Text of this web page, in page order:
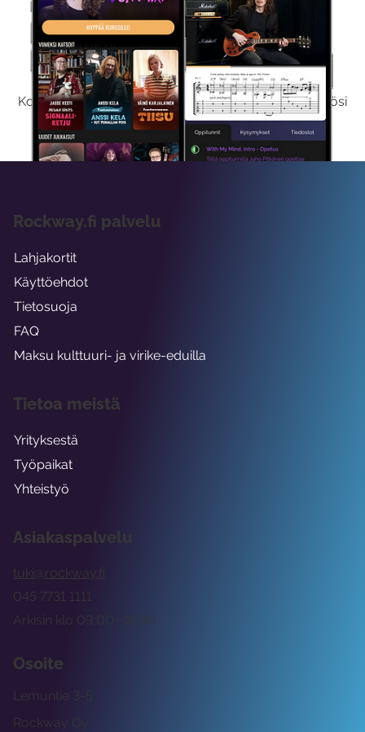
Kokeile Ilmaiseksi
Kokeilemalla ilmaiseksi saat koko sisältömme käyttöösi
viikon ajaksi.
Asiakaspalvelu
tuki@rockway.fi
Arkisin klo 09:00 -15:00
045 7731 1111
Osoite
Rockway Oy
Lemuntie 3-5
Rockway.fi palvelu
Lahjakortit
Käyttöehdot
Tietosuoja
FAQ
Maksu kulttuuri- ja virike-eduilla
Tietoa meistä
Yrityksestä
Työpaikat
Yhteistyö